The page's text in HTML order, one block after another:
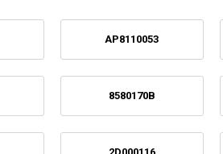
AP8110053
8580170B